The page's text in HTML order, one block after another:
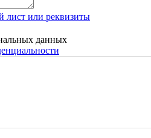
лист или реквизиты
данных